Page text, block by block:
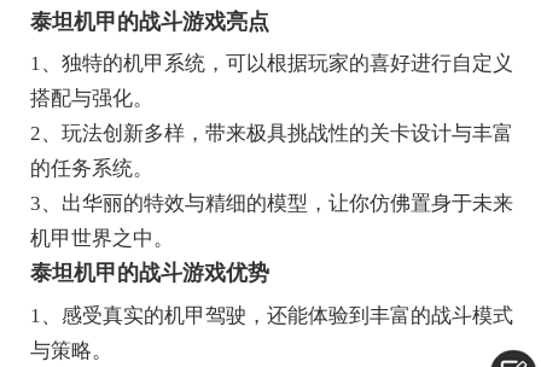
泰坦机甲的战斗游戏亮点
1、独特的机甲系统，可以根据玩家的喜好进行自定义
搭配与强化。
2、玩法创新多样，带来极具挑战性的关卡设计与丰富
的任务系统。
3、出华丽的特效与精细的模型，让你仿佛置身于未来
机甲世界之中。
泰坦机甲的战斗游戏优势
1、感受真实的机甲驾驶，还能体验到丰富的战斗模式
与策略。